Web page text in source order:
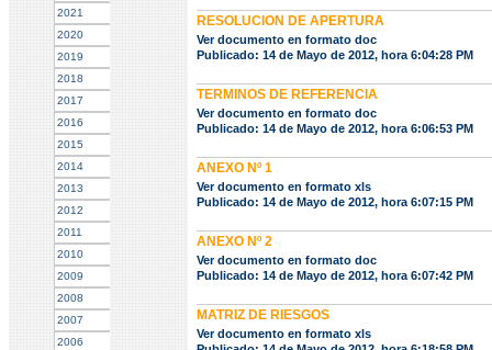
2021
2020
2019
2018
2017
2016
2015
2014
2013
2012
2011
2010
2009
2008
2007
2006
RESOLUCION DE APERTURA
Ver documento en formato doc
Publicado: 14 de Mayo de 2012, hora 6:04:28 PM
TERMINOS DE REFERENCIA
Ver documento en formato doc
Publicado: 14 de Mayo de 2012, hora 6:06:53 PM
ANEXO Nº 1
Ver documento en formato xls
Publicado: 14 de Mayo de 2012, hora 6:07:15 PM
ANEXO Nº 2
Ver documento en formato doc
Publicado: 14 de Mayo de 2012, hora 6:07:42 PM
MATRIZ DE RIESGOS
Ver documento en formato xls